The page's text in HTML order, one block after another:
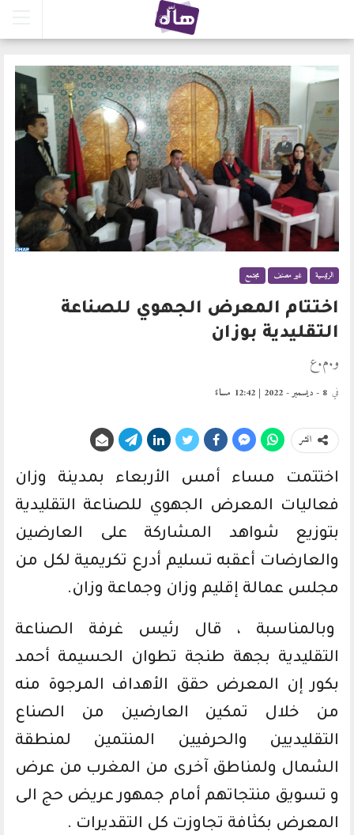
الرئيسية غير مصنف مجتمع
اختتام المعرض الجهوي للصناعة
التقليدية بوزان
و.م.ع
في 8 - ديسمبر - 2022 | 12:42 مساءً
انشر
اختتمت مساء أمس الأربعاء بمدينة وزان
فعاليات المعرض الجهوي للصناعة التقليدية
بتوزيع شواهد المشاركة على العارضين
والعارضات أعقبه تسليم أدرع تكريمية لكل من
مجلس عمالة إقليم وزان وجماعة وزان.
وبالمناسبة ، قال رئيس غرفة الصناعة
التقليدية بجهة طنجة تطوان الحسيمة أحمد
بكور إن المعرض حقق الأهداف المرجوة منه
من خلال تمكين العارضين من الصناع
التقليديين والحرفيين المنتمين لمنطقة
الشمال ولمناطق آخرى من المغرب من عرض
و تسويق منتجاتهم أمام جمهور عريض حج الى
المعرض بكثافة تجاوزت كل التقديرات .